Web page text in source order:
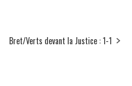
Bret/Verts devant la Justice : 1-1